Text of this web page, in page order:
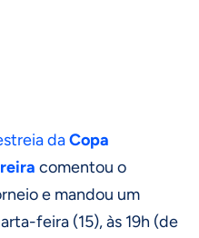
daCopa
comentou o
e mandou um
feira (15), às 19h (de